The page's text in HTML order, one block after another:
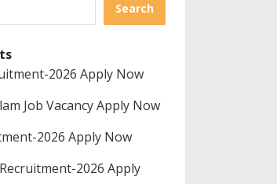
Search
2026 Apply Now
Job Vacancy Apply Now
2026 Apply Now
2026 Apply